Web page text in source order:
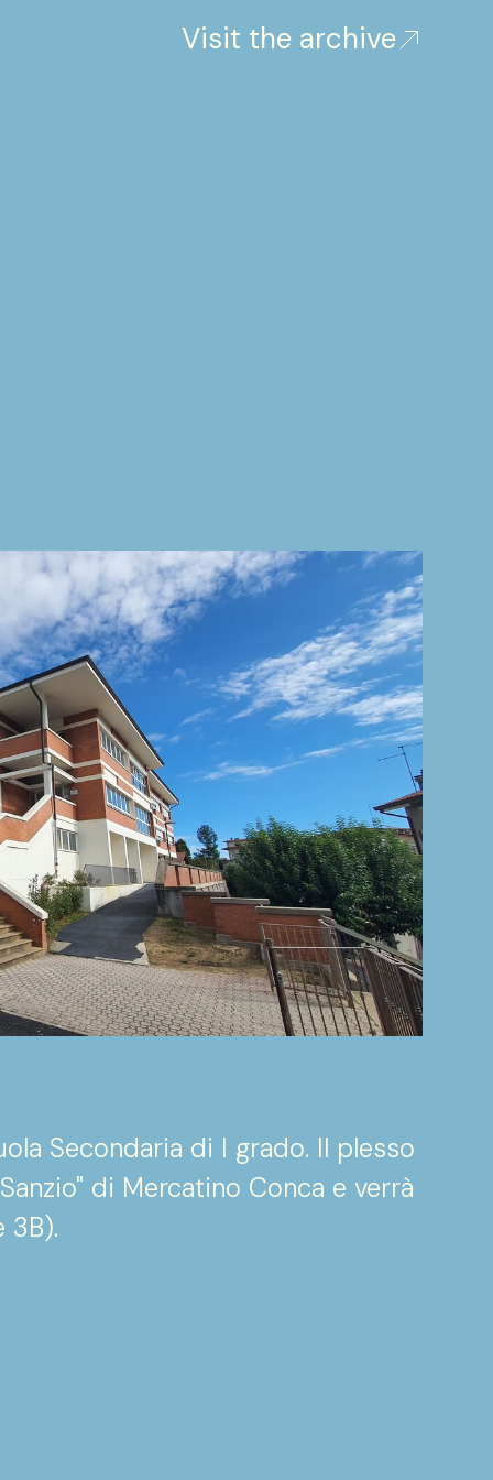
Visit the archive
Secondaria di I grado. Il plesso
di Mercatino Conca e verrà
3B).